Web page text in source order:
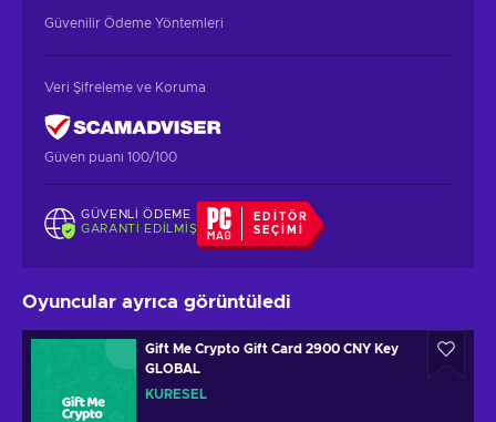
Güvenilir Ödeme Yöntemleri
Veri Şifreleme ve Koruma
Güven puanı 100/100
GÜVENLI ÖDEME
GARANTI EDILMIŞ
EDITÖR
SEÇIMI
Oyuncular ayrıca görüntüledi
Gift Me Crypto Gift Card 2900 CNY Key
GLOBAL
KÜRESEL